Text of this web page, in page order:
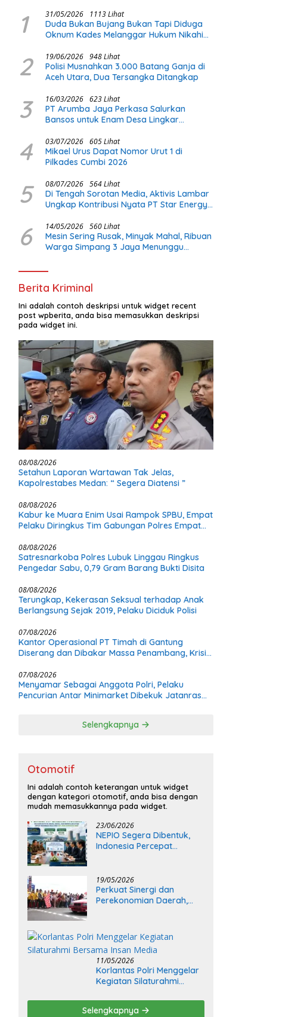
1 31/05/2026 1113 Lihat
Duda Bukan Bujang Bukan Tapi Diduga
Oknum Kades Melanggar Hukum Nikahi
2 19/06/2026 948 Lihat
Polisi Musnahkan 3.000 Batang Ganja di
Aceh Utara, Dua Tersangka Ditangkap
3 16/03/2026 623 Lihat
PT Arumba Jaya Perkasa Salurkan
Bansos untuk Enam Desa Lingkar
4 03/07/2026 605 Lihat
Mikael Urus Dapat Nomor Urut 1 di
Pilkades Cumbi 2026
5 08/07/2026 564 Lihat
Di Tengah Sorotan Media, Aktivis Lambar
Ungkap Kontribusi Nyata PT Star Energy:
Infrastruktur Lokal
6 14/05/2026 560 Lihat
Mesin Sering Rusak, Minyak Mahal, Ribuan
Warga Simpang 3 Jaya Menunggu
Berita Kriminal
Ini adalah contoh deskripsi untuk widget recent
post wpberita, anda bisa memasukkan deskripsi
pada widget ini.
08/08/2026
Setahun Laporan Wartawan Tak Jelas,
Kapolrestabes Medan: “ Segera Diatensi ”
08/08/2026
Kabur ke Muara Enim Usai Rampok SPBU, Empat
Pelaku Diringkus Tim Gabungan Polres Empat
08/08/2026
Satresnarkoba Polres Lubuk Linggau Ringkus
Pengedar Sabu, 0,79 Gram Barang Bukti Disita
08/08/2026
Terungkap, Kekerasan Seksual terhadap Anak
Berlangsung Sejak 2019, Pelaku Diciduk Polisi
07/08/2026
Kantor Operasional PT Timah di Gantung
Diserang dan Dibakar Massa Penambang, Krisis
07/08/2026
Menyamar Sebagai Anggota Polri, Pelaku
Pencurian Antar Minimarket Dibekuk Jatanras
Selengkapnya
Otomotif
Ini adalah contoh keterangan untuk widget
dengan kategori otomotif, anda bisa dengan
mudah memasukkannya pada widget.
23/06/2026
NEPIO Segera Dibentuk,
Indonesia Percepat
Nuklir
19/05/2026
Perkuat Sinergi dan
Perekonomian Daerah,
2026
11/05/2026
Korlantas Polri Menggelar
Kegiatan Silaturahmi
Selengkapnya